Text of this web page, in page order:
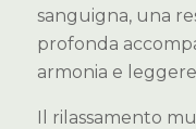
sanguigna, una
profonda
armonia e
Il rilassamento